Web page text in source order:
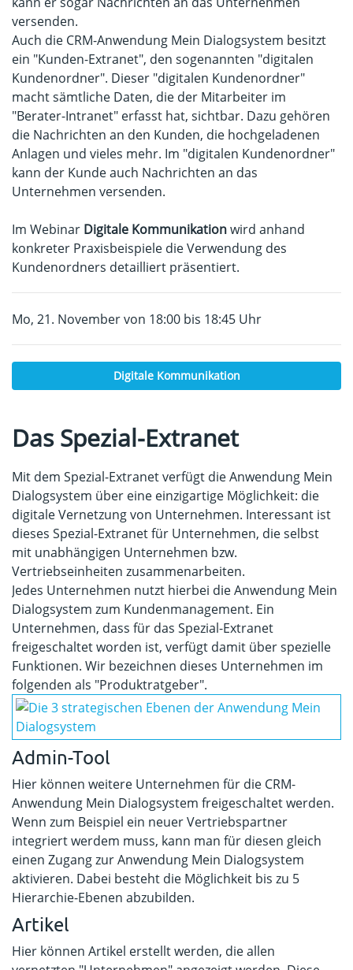
versenden.
Auch die CRM-Anwendung Mein Dialogsystem besitzt
ein "Kunden-Extranet", den sogenannten "digitalen
Kundenordner". Dieser "digitalen Kundenordner"
macht sämtliche Daten, die der Mitarbeiter im
"Berater-Intranet" erfasst hat, sichtbar. Dazu gehören
die Nachrichten an den Kunden, die hochgeladenen
Anlagen und vieles mehr. Im "digitalen Kundenordner"
kann der Kunde auch Nachrichten an das
Unternehmen versenden.
Im Webinar Digitale Kommunikationwird anhand
konkreter Praxisbeispiele die Verwendung des
Kundenordners detailliert präsentiert.
Mo, 21. November von 18:00 bis 18:45 Uhr
Digitale Kommunikation
Das Spezial-Extranet
Mit dem Spezial-Extranet verfügt die Anwendung Mein
Dialogsystem über eine einzigartige Möglichkeit: die
digitale Vernetzung von Unternehmen. Interessant ist
dieses Spezial-Extranet für Unternehmen, die selbst
mit unabhängigen Unternehmen bzw.
Vertriebseinheiten zusammenarbeiten.
Jedes Unternehmen nutzt hierbei die Anwendung Mein
Dialogsystem zum Kundenmanagement. Ein
Unternehmen, dass für das Spezial-Extranet
freigeschaltet worden ist, verfügt damit über spezielle
Funktionen. Wir bezeichnen dieses Unternehmen im
folgenden als "Produktratgeber".
Admin-Tool
Hier können weitere Unternehmen für die CRM-
Anwendung Mein Dialogsystem freigeschaltet werden.
Wenn zum Beispiel ein neuer Vertriebspartner
integriert werdem muss, kann man für diesen gleich
einen Zugang zur Anwendung Mein Dialogsystem
aktivieren. Dabei besteht die Möglichkeit bis zu 5
Hierarchie-Ebenen abzubilden.
Artikel
Hier können Artikel erstellt werden, die allen